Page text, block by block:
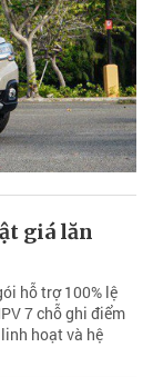
giá lăn
hỗ trợ 100% lệ
7 chỗ ghi điểm
hoạt và hệ